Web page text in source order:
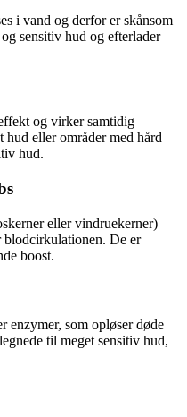
i vand og derfor er skånsom
sensitiv hud og efterlader
og virker samtidig
hud eller områder med hård
hud.
eller vindruekerner)
blodcirkulationen. De er
boost.
enzymer, som opløser døde
til meget sensitiv hud,